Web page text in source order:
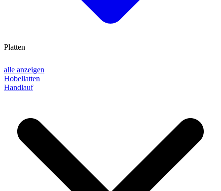
alle anzeigen
Hobellatten
Handlauf
Platten